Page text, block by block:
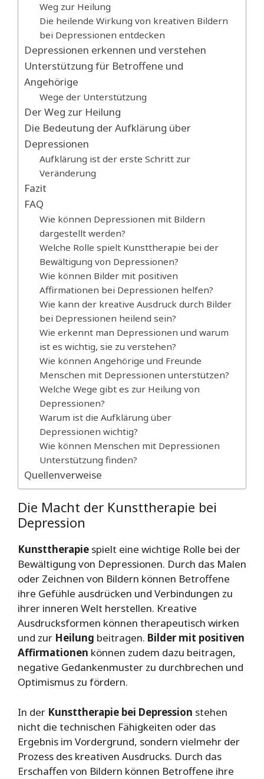
Weg zur Heilung
Die heilende Wirkung von kreativen Bildern
bei Depressionen entdecken
Depressionen erkennen und verstehen
Unterstützung für Betroffene und
Angehörige
Wege der Unterstützung
Der Weg zur Heilung
Die Bedeutung der Aufklärung über
Depressionen
Aufklärung ist der erste Schritt zur
Veränderung
Fazit
FAQ
Wie können Depressionen mit Bildern
dargestellt werden?
Welche Rolle spielt Kunsttherapie bei der
Bewältigung von Depressionen?
Wie können Bilder mit positiven
Affirmationen bei Depressionen helfen?
Wie kann der kreative Ausdruck durch Bilder
bei Depressionen heilend sein?
Wie erkennt man Depressionen und warum
ist es wichtig, sie zu verstehen?
Wie können Angehörige und Freunde
Menschen mit Depressionen unterstützen?
Welche Wege gibt es zur Heilung von
Depressionen?
Warum ist die Aufklärung über
Depressionen wichtig?
Wie können Menschen mit Depressionen
Unterstützung finden?
Quellenverweise
Die Macht der Kunsttherapie bei
Depression
Kunsttherapie spielt eine wichtige Rolle bei der
Bewältigung von Depressionen. Durch das Malen
oder Zeichnen von Bildern können Betroffene
ihre Gefühle ausdrücken und Verbindungen zu
ihrer inneren Welt herstellen. Kreative
Ausdrucksformen können therapeutisch wirken
und zur Heilung beitragen. Bilder mit positiven
Affirmationen können zudem dazu beitragen,
negative Gedankenmuster zu durchbrechen und
Optimismus zu fördern.
In der Kunsttherapie bei Depression stehen
nicht die technischen Fähigkeiten oder das
Ergebnis im Vordergrund, sondern vielmehr der
Prozess des kreativen Ausdrucks. Durch das
Erschaffen von Bildern können Betroffene ihre